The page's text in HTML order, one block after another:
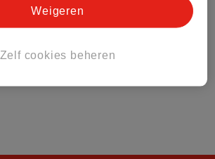
Zelf cookies beheren
Weigeren